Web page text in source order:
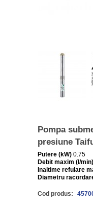
Pompa
presiune
Putere (kW) 0.75
Debit maxim (l/min)
Inaltime refulare
Diametru
Cod produs: